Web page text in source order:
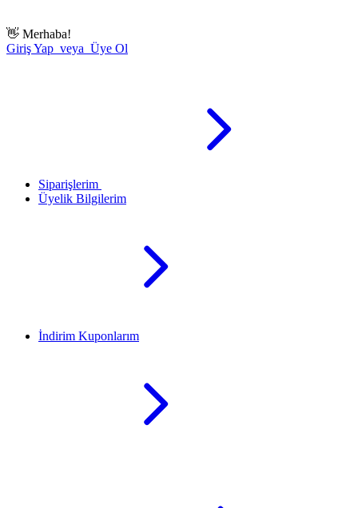
👋 Merhaba!
Giriş Yap veya Üye Ol
Siparişlerim
Üyelik Bilgilerim
İndirim Kuponlarım